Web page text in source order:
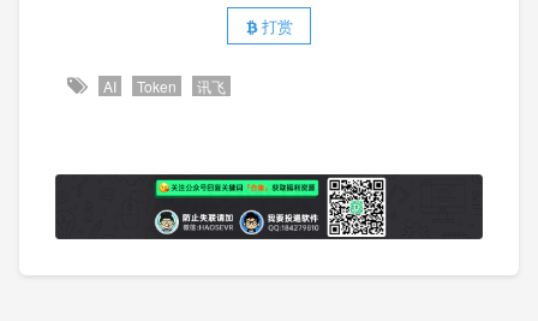
打赏
AI Token 讯飞